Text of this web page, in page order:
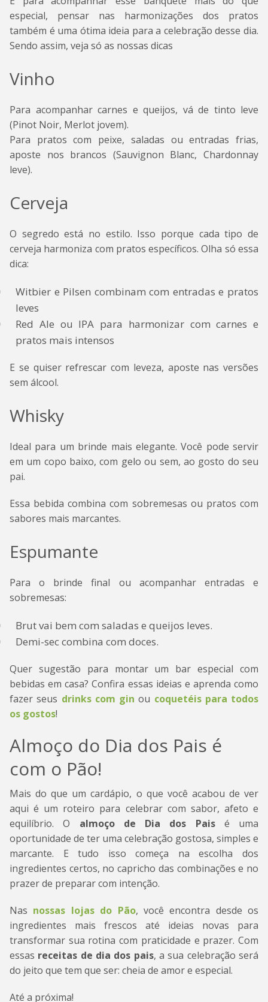
especial, pensar nas harmonizações dos pratos
também é uma ótima ideia para a celebração desse dia.
Sendo assim, veja só as nossas dicas
Vinho
Para acompanhar carnes e queijos, vá de tinto leve
(Pinot Noir, Merlot jovem).
Para pratos com peixe, saladas ou entradas frias,
aposte nos brancos (Sauvignon Blanc, Chardonnay
leve).
Cerveja
O segredo está no estilo. Isso porque cada tipo de
cerveja harmoniza com pratos específicos. Olha só essa
dica:
Witbier e Pilsen combinam com entradas e pratos
leves
Red Ale ou IPA para harmonizar com carnes e
pratos mais intensos
E se quiser refrescar com leveza, aposte nas versões
sem álcool.
Whisky
Ideal para um brinde mais elegante. Você pode servir
em um copo baixo, com gelo ou sem, ao gosto do seu
pai.
Essa bebida combina com sobremesas ou pratos com
sabores mais marcantes.
Espumante
Para o brinde final ou acompanhar entradas e
sobremesas:
Brut vai bem com saladas e queijos leves.
Demi-sec combina com doces.
Quer sugestão para montar um bar especial com
bebidas em casa? Confira essas ideias e aprenda como
fazer seus drinks com gin ou coquetéis para todos
os gostos!
Almoço do Dia dos Pais é
com o Pão!
Mais do que um cardápio, o que você acabou de ver
aqui é um roteiro para celebrar com sabor, afeto e
equilíbrio. O almoço de Dia dos Paisé uma
oportunidade de ter uma celebração gostosa, simples e
marcante. E tudo isso começa na escolha dos
ingredientes certos, no capricho das combinações e no
prazer de preparar com intenção.
Nas nossas lojas do Pão, você encontra desde os
ingredientes mais frescos até ideias novas para
transformar sua rotina com praticidade e prazer. Com
essas receitas de dia dos pais, a sua celebração será
do jeito que tem que ser: cheia de amor e especial.
Até a próxima!